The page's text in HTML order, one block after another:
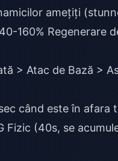
amețiți
160% Regenerare
> Atac de Bază >
când este în afara
Fizic (40s, se